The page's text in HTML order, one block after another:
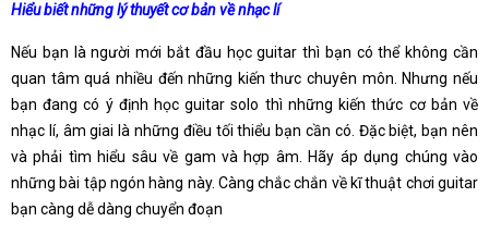
Hiểu biết những lý thuyết cơ bản về nhạc lí
Nếu bạn là người mới bắt đầu học guitar thì bạn có thể không cần
quan tâm quá nhiều đến những kiến thưc chuyên môn. Nhưng nếu
bạn đang có ý định học guitar solo thì những kiến thức cơ bản về
nhạc lí, âm giai là những điều tối thiểu bạn cần có. Đặc biệt, bạn nên
và phải tìm hiểu sâu về gam và hợp âm. Hãy áp dụng chúng vào
những bài tập ngón hàng này. Càng chắc chắn về kĩ thuật chơi guitar
bạn càng dễ dàng chuyển đoạn